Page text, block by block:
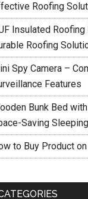
Roofing
Insulated
Roofing
Spy Camera –
Features
Bunk Bed
Saving
to Buy Product